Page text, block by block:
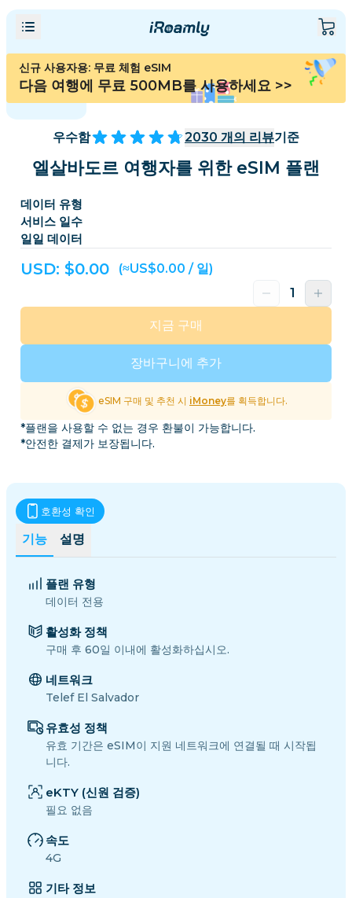
신규 사용자용: 무료 체험 eSIM
다음 여행에 무료 500MB를 사용하세요 >>
우수함 2030 개의 리뷰기준
엘살바도르 여행자를 위한 eSIM 플랜
데이터 유형
서비스 일수
일일 데이터
USD: $0.00 (≈US$0.00 / 일)
장바구니에 추가
지금 구매
eSIM 구매 및 추천 시 iMoney를 획득합니다.
*플랜을 사용할 수 없는 경우 환불이 가능합니다.
*안전한 결제가 보장됩니다.
기능 설명
호환성 확인
플랜 유형
데이터 전용
활성화 정책
구매 후 60일 이내에 활성화하십시오.
네트워크
Telef El Salvador
유효성 정책
유효 기간은 eSIM이 지원 네트워크에 연결될 때 시작됩
니다.
eKTY (신원 검증)
필요 없음
속도
4G
기타 정보